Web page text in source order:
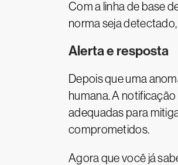
Com a linha de base
norma seja
Alerta e resposta
Depois que uma
humana. A
adequadas para
comprometidos.
Agora que você já